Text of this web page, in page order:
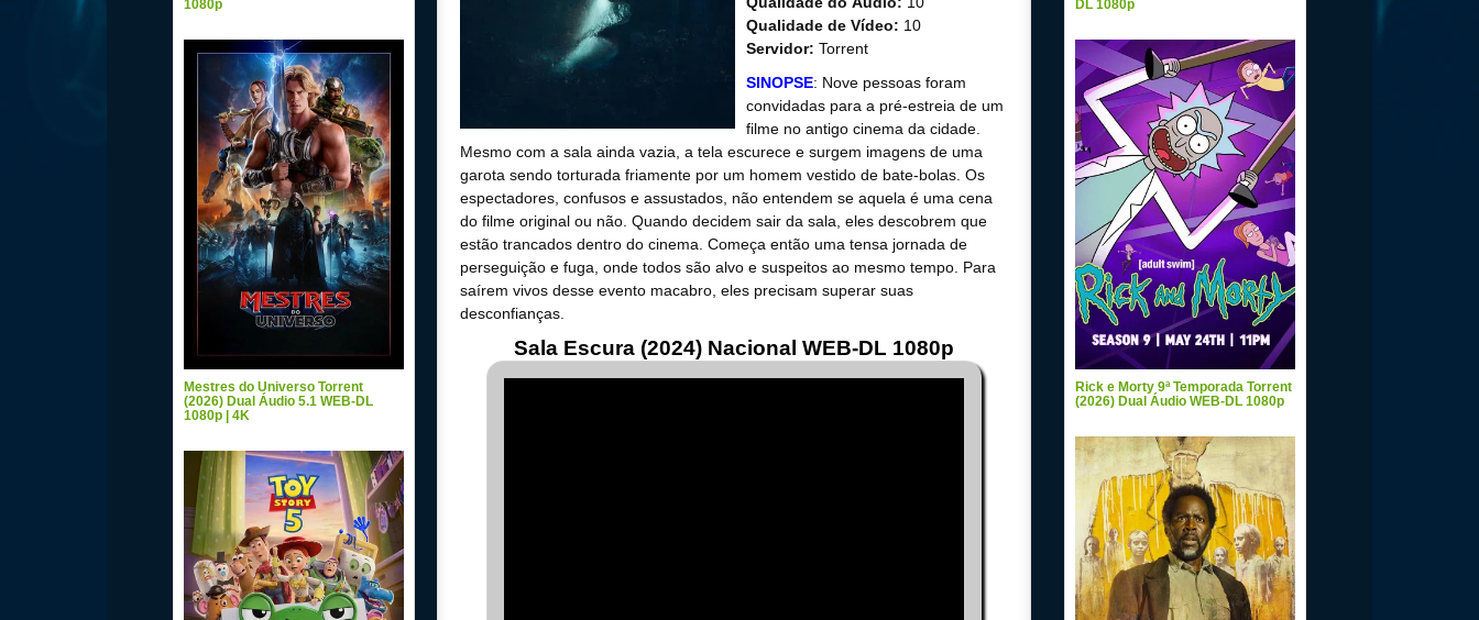
Qualidade de Vídeo: 10
Servidor: Torrent
SINOPSE: Nove pessoas foram
convidadas para a pré-estreia de um
filme no antigo cinema da cidade.
Mesmo com a sala ainda vazia, a tela escurece e surgem imagens de uma
garota sendo torturada friamente por um homem vestido de bate-bolas. Os
espectadores, confusos e assustados, não entendem se aquela é uma cena
do filme original ou não. Quando decidem sair da sala, eles descobrem que
estão trancados dentro do cinema. Começa então uma tensa jornada de
perseguição e fuga, onde todos são alvo e suspeitos ao mesmo tempo. Para
saírem vivos desse evento macabro, eles precisam superar suas
desconfianças.
Sala Escura (2024) Nacional WEB-DL 1080p
1080p
Mestres do Universo Torrent
(2026) Dual Áudio 5.1 WEB-DL
1080p | 4K
DL 1080p
Rick e Morty 9ª Temporada Torrent
(2026) Dual Áudio WEB-DL 1080p